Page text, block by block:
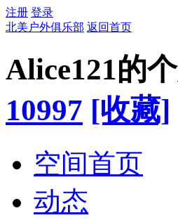
注册 登录
北美户外俱乐部 返回首页
Alice121的
10997 [收藏]
空间首页
动态